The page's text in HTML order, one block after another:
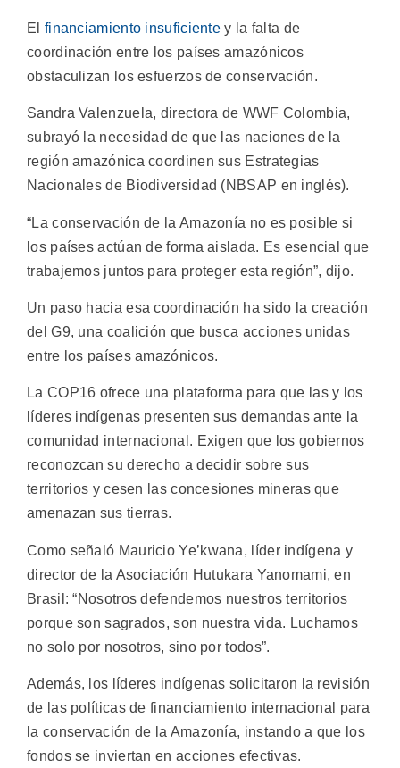
El financiamiento insuficiente y la falta de
coordinación entre los países amazónicos
obstaculizan los esfuerzos de conservación.
Sandra Valenzuela, directora de WWF Colombia,
subrayó la necesidad de que las naciones de la
región amazónica coordinen sus Estrategias
Nacionales de Biodiversidad (NBSAP en inglés).
“La conservación de la Amazonía no es posible si
los países actúan de forma aislada. Es esencial que
trabajemos juntos para proteger esta región”, dijo.
Un paso hacia esa coordinación ha sido la creación
del G9, una coalición que busca acciones unidas
entre los países amazónicos.
La COP16 ofrece una plataforma para que las y los
líderes indígenas presenten sus demandas ante la
comunidad internacional. Exigen que los gobiernos
reconozcan su derecho a decidir sobre sus
territorios y cesen las concesiones mineras que
amenazan sus tierras.
Como señaló Mauricio Ye’kwana, líder indígena y
director de la Asociación Hutukara Yanomami, en
Brasil: “Nosotros defendemos nuestros territorios
porque son sagrados, son nuestra vida. Luchamos
no solo por nosotros, sino por todos”.
Además, los líderes indígenas solicitaron la revisión
de las políticas de financiamiento internacional para
la conservación de la Amazonía, instando a que los
fondos se inviertan en acciones efectivas.